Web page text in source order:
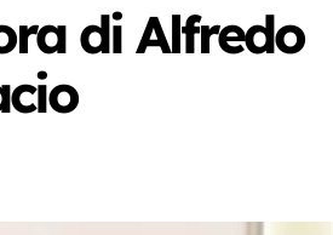
di Alfredo